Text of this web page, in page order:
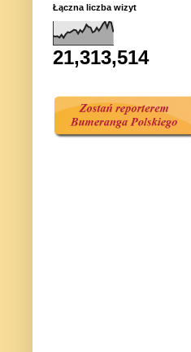
Łączna liczba wizyt
21,313,514